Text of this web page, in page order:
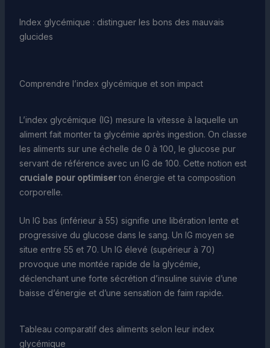
Index glycémique : distinguer les bons des mauvais
glucides
Comprendre l’index glycémique et son impact
L’index glycémique (IG) mesure la vitesse à laquelle un
aliment fait monter ta glycémie après ingestion. On classe
les aliments sur une échelle de 0 à 100, le glucose pur
servant de référence avec un IG de 100. Cette notion est
cruciale pour optimiserton énergie et ta composition
corporelle.
Un IG bas (inférieur à 55) signifie une libération lente et
progressive du glucose dans le sang. Un IG moyen se
situe entre 55 et 70. Un IG élevé (supérieur à 70)
provoque une montée rapide de la glycémie,
déclenchant une forte sécrétion d’insuline suivie d’une
baisse d’énergie et d’une sensation de faim rapide.
Tableau comparatif des aliments selon leur index
glycémique